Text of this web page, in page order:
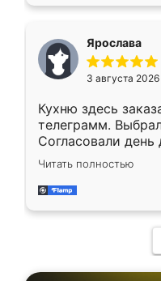
Ярослава
3 августа 2026
Кухню здесь
телеграмм.
Согласовали
недели кухня
довольны
мебель за
Читать полностью